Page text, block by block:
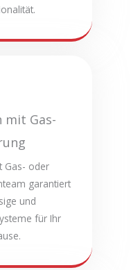
mit Gas-
Gas- oder
garantiert
und
für Ihr